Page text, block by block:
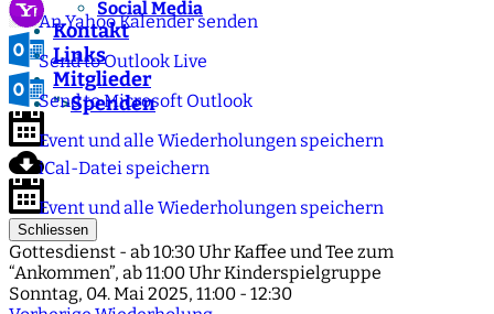
Social Media
Kontakt
Links
Mitglieder
">Spenden
An Yahoo Kalender senden
Send to Outlook Live
Send to Microsoft Outlook
Event und alle Wiederholungen speichern
iCal-Datei speichern
Event und alle Wiederholungen speichern
Schliessen
Gottesdienst - ab 10:30 Uhr Kaffee und Tee zum
“Ankommen”, ab 11:00 Uhr Kinderspielgruppe
Sonntag, 04. Mai 2025, 11:00 - 12:30